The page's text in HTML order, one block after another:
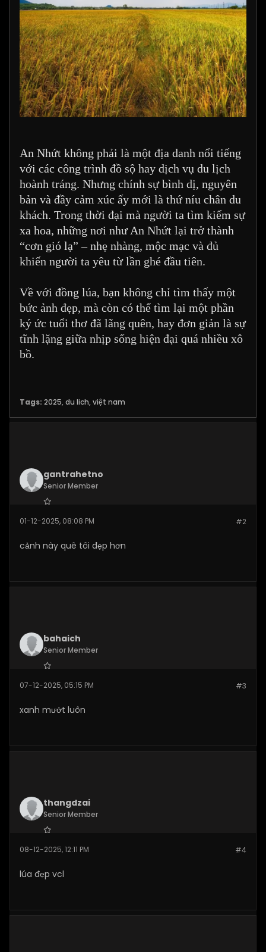
An Nhứt không phải là một địa danh nổi tiếng
với các công trình đồ sộ hay dịch vụ du lịch
hoành tráng. Nhưng chính sự bình dị, nguyên
bản và đầy cảm xúc ấy mới là thứ níu chân du
khách. Trong thời đại mà người ta tìm kiếm sự
xa hoa, những nơi như An Nhứt lại trở thành
“cơn gió lạ” – nhẹ nhàng, mộc mạc và đủ
khiến người ta yêu từ lần ghé đầu tiên.
Về với đồng lúa, bạn không chỉ tìm thấy một
bức ảnh đẹp, mà còn có thể tìm lại một phần
ký ức tuổi thơ đã lãng quên, hay đơn giản là sự
tĩnh lặng giữa nhịp sống hiện đại quá nhiều xô
bồ.
Tags: 2025, du lich, việt nam
gantrahetno
Senior Member
Posts:142 #2
01-12-2025, 08:08 PM
cảnh này quê tôi đẹp hơn
bahaich
Senior Member
Posts:263 #3
07-12-2025, 05:15 PM
xanh mướt luôn
thangdzai
Senior Member
Posts: 280 #4
08-12-2025, 12:11 PM
lúa đẹp vcl